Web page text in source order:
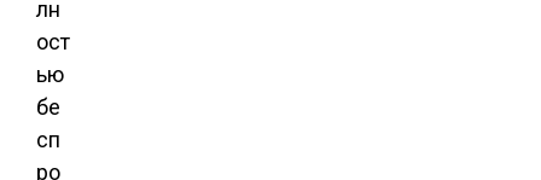
лн
ост
ью
бе
сп
ро